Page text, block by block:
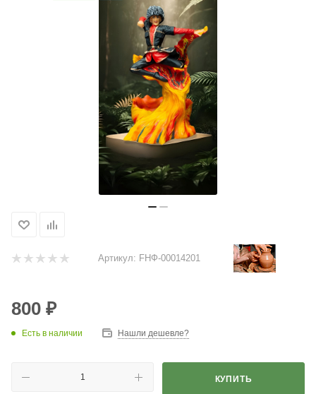
Артикул: FНФ-00014201
800 ₽
Есть в наличии Нашли дешевле?
КУПИТЬ